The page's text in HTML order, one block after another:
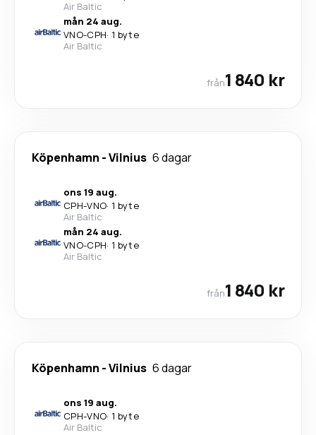
Air Baltic
mån 24 aug.
VNO-CPH· 1 byte
Air Baltic
från1 840 kr
Köpenhamn -Vilnius 6 dagar
ons 19 aug.
CPH-VNO· 1 byte
Air Baltic
mån 24 aug.
VNO-CPH· 1 byte
Air Baltic
från1 840 kr
Köpenhamn -Vilnius 6 dagar
ons 19 aug.
CPH-VNO· 1 byte
Air Baltic